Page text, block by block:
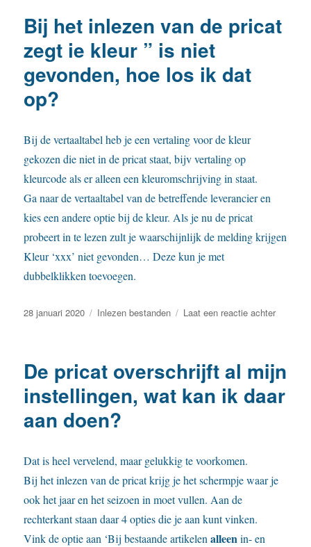
Bij het inlezen van de pricat
zegt ie kleur ” is niet
gevonden, hoe los ik dat
op?
Bij de vertaaltabel heb je een vertaling voor de kleur
gekozen die niet in de pricat staat, bijv vertaling op
kleurcode als er alleen een kleuromschrijving in staat.
Ga naar de vertaaltabel van de betreffende leverancier en
kies een andere optie bij de kleur. Als je nu de pricat
probeert in te lezen zult je waarschijnlijk de melding krijgen
Kleur ‘xxx’ niet gevonden… Deze kun je met
dubbelklikken toevoegen.
Geplaatst
28 januari 2020 Categorieën
Inlezen bestanden Laat een reactie achterop
van
pricat
niet
De pricat overschrijft al mijn
instellingen, wat kan ik daar
aan doen?
Dat is heel vervelend, maar gelukkig te voorkomen.
Bij het inlezen van de pricat krijg je het schermpje waar je
ook het jaar en het seizoen in moet vullen. Aan de
rechterkant staan daar 4 opties die je aan kunt vinken.
Vink de optie aan ‘Bij bestaande artikelenalleenin- en